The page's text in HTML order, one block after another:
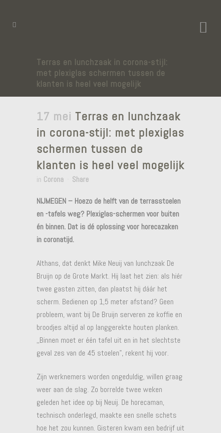
Terras en lunchzaak in corona-stijl:
met plexiglas schermen tussen de
klanten is heel veel mogelijk
17 mei Terras en lunchzaak
in corona-stijl: met plexiglas
schermen tussen de
klanten is heel veel mogelijk
in Corona Share
NIJMEGEN – Hoezo de helft van de terrasstoelen
en -tafels weg? Plexiglas-schermen voor buiten
én binnen. Dat is dé oplossing voor horecazaken
in coronatijd.
Althans, dat denkt Mike Neuij van lunchzaak De
Bruijn op de Grote Markt. Hij laat het zien: als hiér
twee gasten zitten, dan plaatst hij dáár het
scherm. Bedienen op 1,5 meter afstand? Geen
probleem, want bij De Bruijn serveren ze koffie en
broodjes altijd al op langgerekte houten planken.
,,Binnen moet er één tafel uit en in het slechtste
geval zes van de 45 stoelen”, rekent hij voor.
Zijn werknemers worden ongeduldig, willen graag
weer aan de slag. Zo borrelde twee weken
geleden het idee op bij Neuij. De horecaman,
technisch onderlegd, maakte een snelle schets
hoe het zou kunnen. Gisteren kwam een bedrijf uit